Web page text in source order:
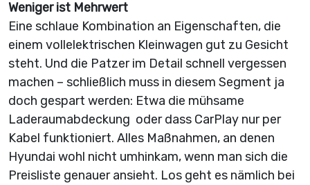
Weniger ist Mehrwert
Eine schlaue Kombination an Eigenschaften, die
einem vollelektrischen Kleinwagen gut zu Gesicht
steht. Und die Patzer im Detail schnell vergessen
machen – schließlich muss in diesem Segment ja
doch gespart werden: Etwa die mühsame
Laderaumabdeckung oder dass CarPlay nur per
Kabel funktioniert. Alles Maßnahmen, an denen
Hyundai wohl nicht umhinkam, wenn man sich die
Preisliste genauer ansieht. Los geht es nämlich bei